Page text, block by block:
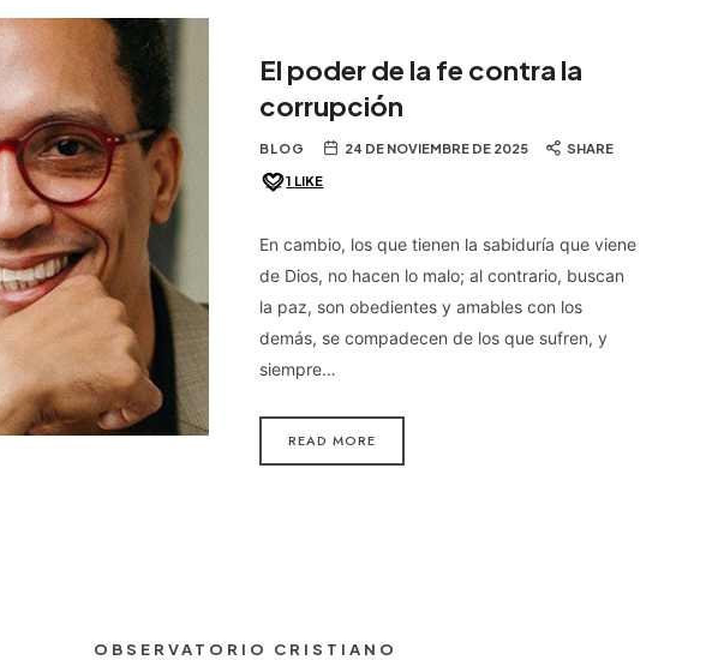
El poder de la fe contra la
corrupción
BLOG 24 DE NOVIEMBRE DE 2025 SHARE
1 LIKE
En cambio, los que tienen la sabiduría que viene
de Dios, no hacen lo malo; al contrario, buscan
la paz, son obedientes y amables con los
demás, se compadecen de los que sufren, y
siempre…
READ MORE
OBSERVATORIO CRISTIANO